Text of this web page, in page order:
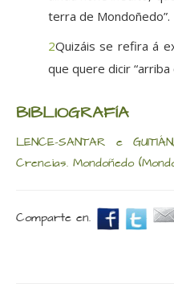
terra de Mondoñedo”.
2Quizáis se refira á
que quere dicir “arriba
BIBLIOGRAFÍA
LENCE-SANTAR e
Crencias. Mondoñedo
Comparte en.